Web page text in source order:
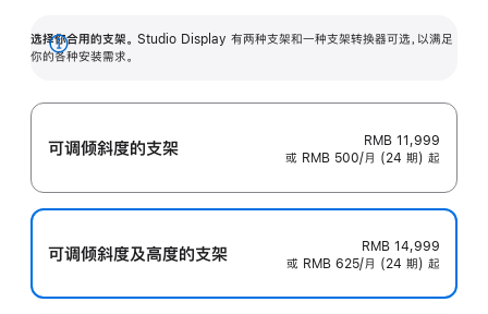
选择你合用的支架。 Studio Display 有两种支架和一种支架转换器可选，以满足
你的各种安装需求。
展
可调倾斜度的支架
RMB 11,999
或 RMB 500/月 (24 期) 起
可调倾斜度及高‍度的支‍架
RMB 14,999
或 RMB 625/月 (24 期) 起